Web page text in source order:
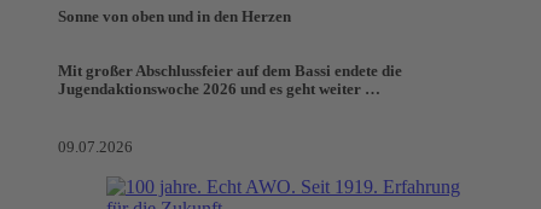
Sonne von oben und in den Herzen
Mit großer Abschlussfeier auf dem Bassi endete die
Jugendaktionswoche 2026 und es geht weiter …
09.07.2026